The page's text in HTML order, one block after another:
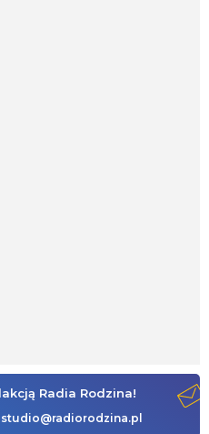
Radia Rodzina!
studio@radiorodzina.pl